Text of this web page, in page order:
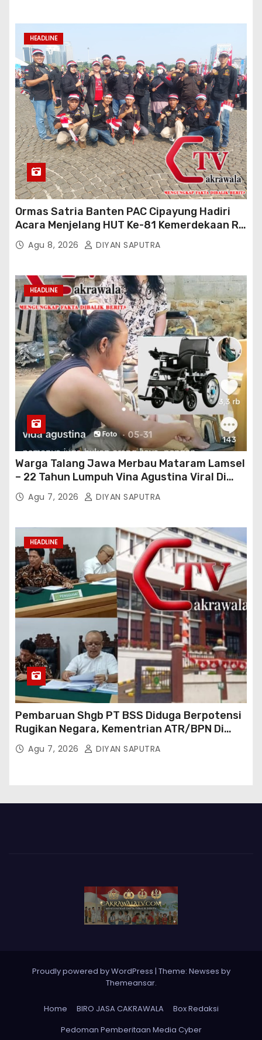
HEADLINE
Ormas Satria Banten PAC Cipayung Hadiri
Acara Menjelang HUT Ke-81 Kemerdekaan RI
Di Silang Monas
Agu 8, 2026 DIYAN SAPUTRA
HEADLINE
Warga Talang Jawa Merbau Mataram Lamsel
– 22 Tahun Lumpuh Vina Agustina Viral Di
Tiktok Inginkan Kursi Roda Listrik, Kepala
Perwakilan Provinsi Lampung Media
Bertindak
Agu 7, 2026 DIYAN SAPUTRA
HEADLINE
Pembaruan Shgb PT BSS Diduga Berpotensi
Rugikan Negara, Kementrian ATR/BPN Di
Gugat Di PTUN Jakarta
Agu 7, 2026 DIYAN SAPUTRA
Proudly powered by WordPress | Theme: Newses by
Themeansar.
Home BIRO JASA CAKRAWALA
Box Redaksi
Pedoman Pemberitaan Media Cyber